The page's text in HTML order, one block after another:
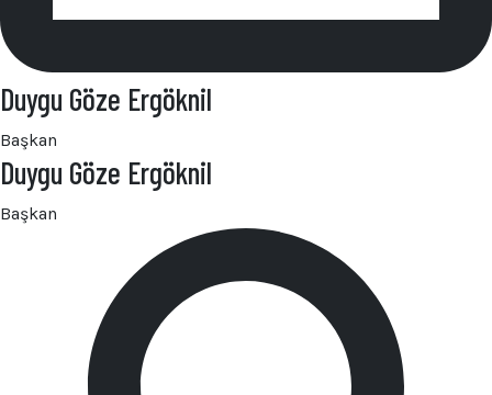
Duygu Göze Ergöknil
Başkan
Duygu Göze Ergöknil
Başkan